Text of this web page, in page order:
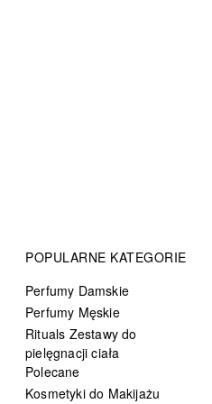
POPULARNE KATEGORIE
Perfumy Damskie
Perfumy Męskie
Rituals Zestawy do
pielęgnacji ciała
Polecane
Kosmetyki do Makijażu